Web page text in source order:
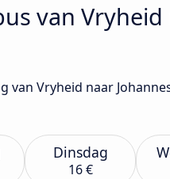
van Vryheid
Vryheid naar
Dinsdag
16 €